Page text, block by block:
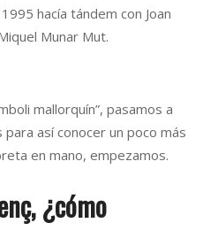
hacía tándem con Joan
Munar Mut.
mallorquín”, pasamos a
así conocer un poco más
en mano, empezamos.
¿cómo